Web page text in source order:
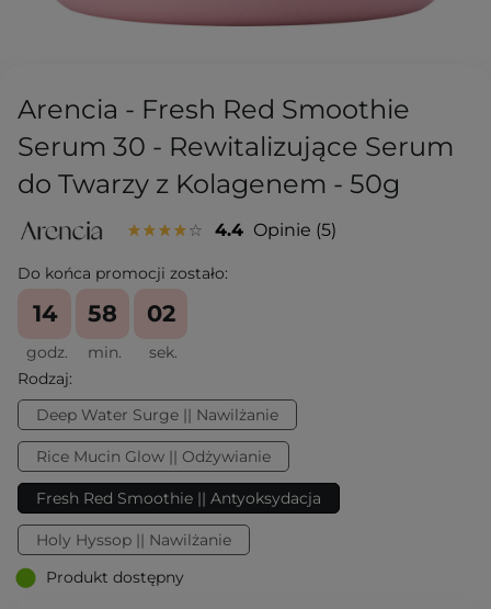
Arencia - Fresh Red Smoothie
Serum 30 - Rewitalizujące Serum
do Twarzy z Kolagenem - 50g
4.4 Opinie 5
Do końca promocji zostało:
godz.
14
min.
58
sek.
02
Rodzaj:
Deep Water Surge || Nawilżanie
Rice Mucin Glow || Odżywianie
Fresh Red Smoothie || Antyoksydacja
Holy Hyssop || Nawilżanie
Produkt dostępny